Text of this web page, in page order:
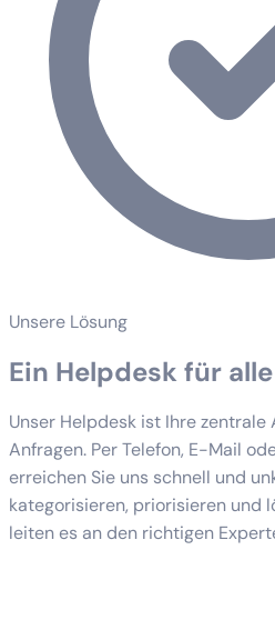
Unsere Lösung
Ein Helpdesk für
Unser Helpdesk ist Ihre
Anfragen. Per Telefon, E-Mail
erreichen Sie uns schnell und
kategorisieren, priorisieren und
leiten es an den richtigen